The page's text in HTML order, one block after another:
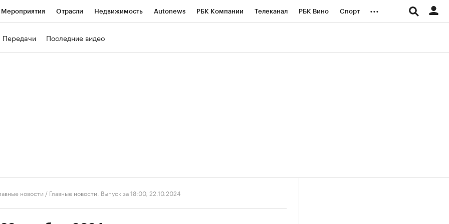
Мероприятия Отрасли Недвижимость Autonews РБК Компании Телеканал РБК Вино Спорт ...
Передачи Последние видео
новости / Главные новости. Выпуск за 18:00, 22.10.2024